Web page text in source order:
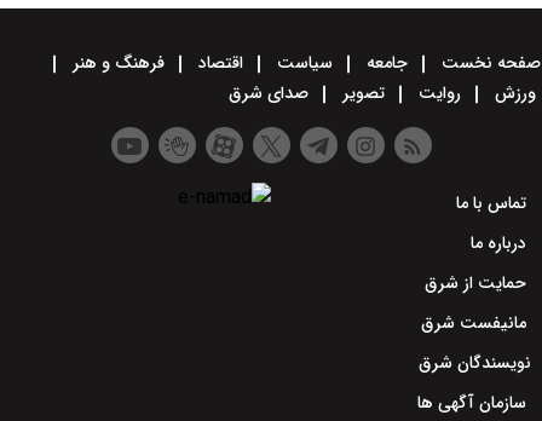
صفحه نخست جامعه سیاست اقتصاد
فرهنگ و هنر
ورزش
روایت تصویر صدای شرق
تماس با ما
درباره ما
حمایت از شرق
مانیفست شرق
نویسندگان شرق
سازمان آگهی ها